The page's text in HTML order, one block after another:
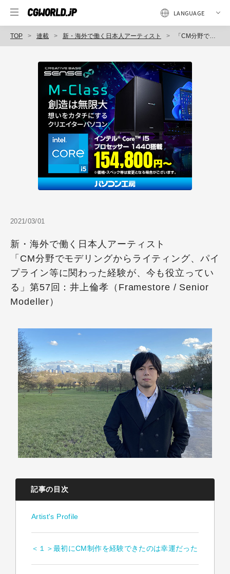
TOP 連載 新・海外で働く日本人アーティスト 「CM分野でモデリングからライティング、パイプライン等に関わった経験が、今も役立っている」第57回：井上倫孝（Framestore / Senior Modeller）
2021/03/01
新・海外で働く日本人アーティスト
「CM分野でモデリングからライティング、パイ
プライン等に関わった経験が、今も役立ってい
る」第57回：井上倫孝（Framestore / Senior
Modeller）
記事の目次
Artist's Profile
＜１＞最初にCM制作を経験できたのは幸運だった